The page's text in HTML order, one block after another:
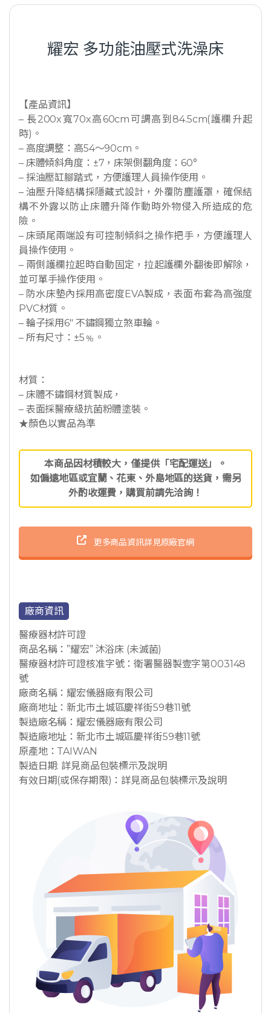
耀宏 多功能油壓式洗澡床
【產品資訊】
– 長200x寬70x高60cm可調高到84.5cm(護欄升起
時)。
– 高度調整：高54～90cm。
– 床體傾斜角度：±7，床架側翻角度：60°
– 採油壓缸腳踏式，方便護理人員操作使用。
– 油壓升降結構採隱藏式設計，外覆防塵護罩，確保結
構不外露以防止床體升降作動時外物侵入所造成的危
險。
– 床頭尾兩端設有可控制傾斜之操作把手，方便護理人
員操作使用。
– 兩側護欄拉起時自動固定，拉起護欄外翻後即解除，
並可單手操作使用。
– 防水床墊內採用高密度EVA製成，表面布套為高強度
PVC材質。
– 輪子採用6″ 不鏽鋼獨立煞車輪。
– 所有尺寸：±5﹪。
材質：
– 床體不鏽鋼材質製成，
– 表面採醫療級抗菌粉體塗裝。
★顏色以實品為準
本商品因材積較大，僅提供「宅配運送」。
如偏遠地區或宜蘭、花東、外島地區的送貨，需另
外酌收運費，購買前請先洽詢！
更多商品資訊詳見原廠官網
廠商資訊
醫療器材許可證
商品名稱：”耀宏” 沐浴床 (未滅菌)
醫療器材許可證核准字號：衛署醫器製壹字第003148
號
廠商名稱：耀宏儀器廠有限公司
廠商地址：新北市土城區慶祥街59巷11號
製造廠名稱：耀宏儀器廠有限公司
製造廠地址：新北市土城區慶祥街59巷11號
原產地：TAIWAN
製造日期: 詳見商品包裝標示及說明
有效日期(或保存期限)：詳見商品包裝標示及說明